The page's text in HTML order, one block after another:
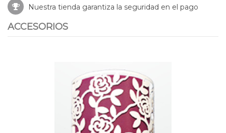
Nuestra tienda garantiza la seguridad en el pago
ACCESORIOS